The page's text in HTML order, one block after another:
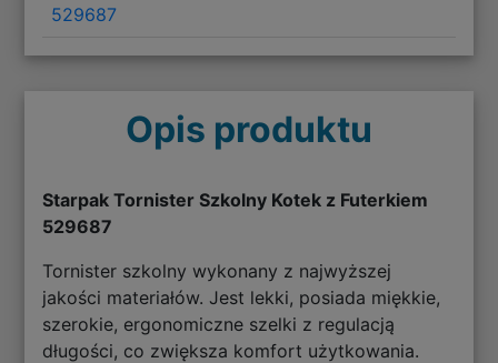
529687
Opis produktu
Starpak Tornister Szkolny Kotek z Futerkiem
529687
Tornister szkolny wykonany z najwyższej
jakości materiałów. Jest lekki, posiada miękkie,
szerokie, ergonomiczne szelki z regulacją
długości, co zwiększa komfort użytkowania.